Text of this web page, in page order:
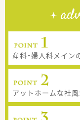
産科・婦人科メイン
アットホームな社